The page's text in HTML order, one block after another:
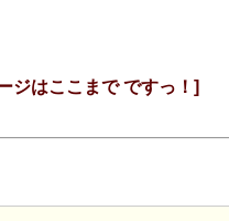
ジはここまで ですっ！]